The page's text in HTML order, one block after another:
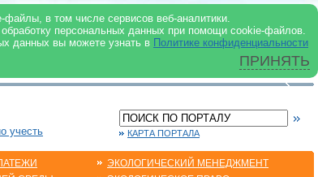
в том числе сервисов веб-аналитики.
персональных данных при помощи cookie-файлов.
данных вы можете узнать в Политике конфиденциальности
ПРИНЯТЬ
учесть КАРТА ПОРТАЛА
ЭКОЛОГИЧЕСКИЙ МЕНЕДЖМЕНТ